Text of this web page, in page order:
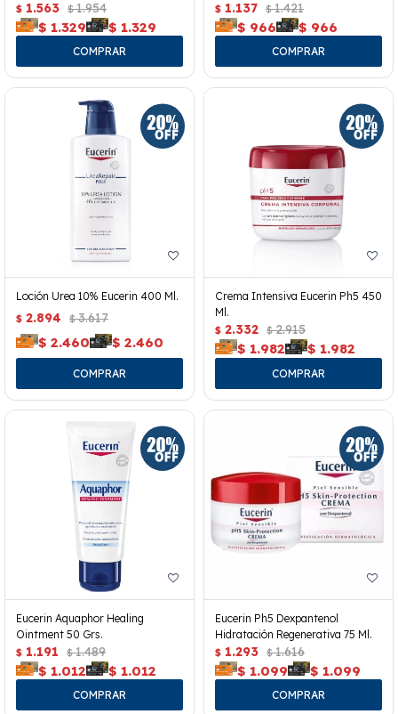
$ 1.563 $ 1.954
$ 1.329 $ 1.329
$ 1.137 $ 1.421
$ 966 $ 966
Loción Urea 10% Eucerin 400 Ml.
$ 2.894 $ 3.617
$ 2.460 $ 2.460
Crema Intensiva Eucerin Ph5 450
Ml.
$ 2.332 $ 2.915
$ 1.982 $ 1.982
Eucerin Aquaphor Healing
Ointment 50 Grs.
$ 1.191 $ 1.489
$ 1.012 $ 1.012
Eucerin Ph5 Dexpantenol
Hidratación Regenerativa 75 Ml.
$ 1.293 $ 1.616
$ 1.099 $ 1.099